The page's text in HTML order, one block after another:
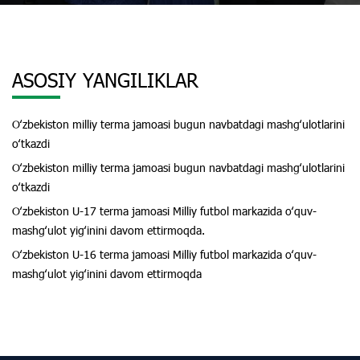
ASOSIY YANGILIKLAR
Oʻzbekiston milliy terma jamoasi bugun navbatdagi mashgʻulotlarini
oʻtkazdi
Oʻzbekiston milliy terma jamoasi bugun navbatdagi mashgʻulotlarini
oʻtkazdi
Oʻzbekiston U-17 terma jamoasi Milliy futbol markazida oʻquv-
mashgʻulot yigʻinini davom ettirmoqda.
Oʻzbekiston U-16 terma jamoasi Milliy futbol markazida oʻquv-
mashgʻulot yigʻinini davom ettirmoqda